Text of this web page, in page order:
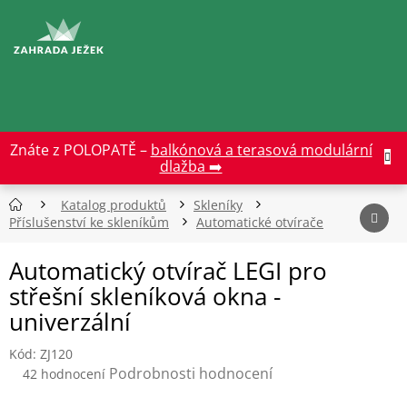
obsah
Znáte z POLOPATĚ – balkónová a terasová modulární
dlažba ➡️
Katalog produktů
Skleníky
Příslušenství ke skleníkům
Automatické otvírače
Automatický otvírač LEGI pro
střešní skleníková okna -
univerzální
Kód: ZJ120
Průměrné
hodnocení
42 hodnocení Podrobnosti hodnocení